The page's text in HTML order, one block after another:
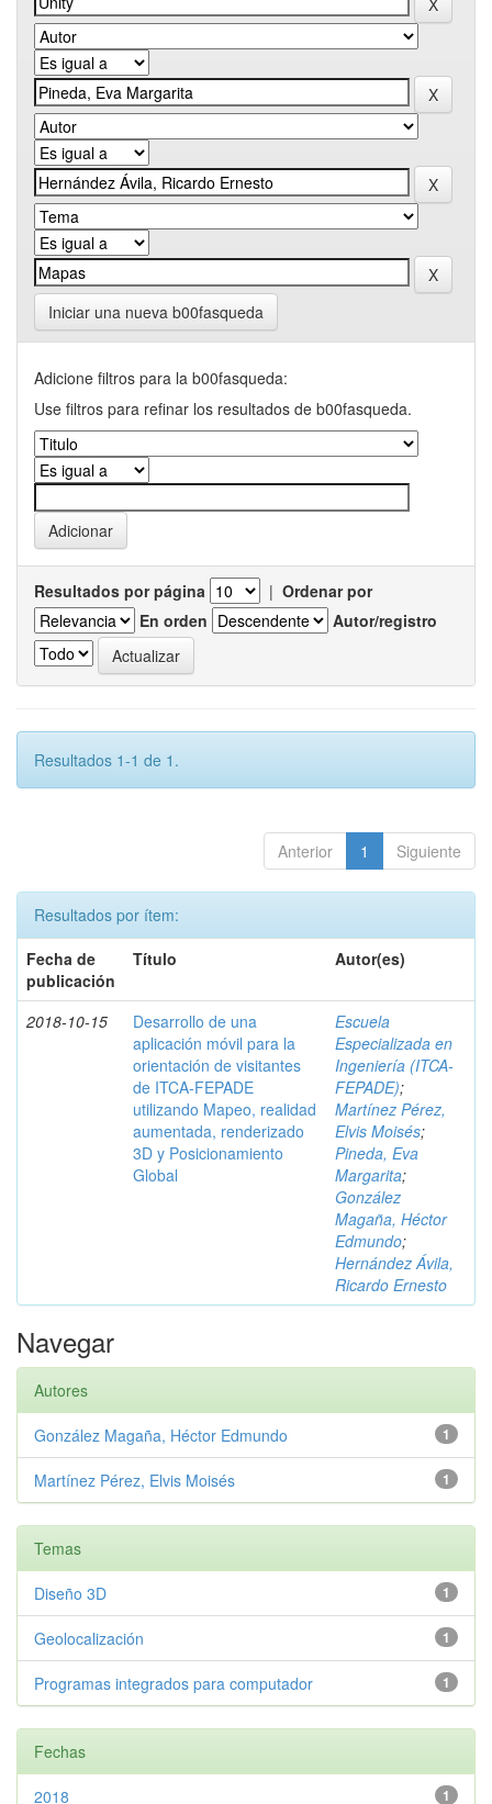
Iniciar una nueva b00fasqueda
Adicione filtros para la b00fasqueda:
Use filtros para refinar los resultados de b00fasqueda.
Resultados por página | Ordenar por
En orden
Autor/registro
Resultados 1-1 de 1.
Anterior 1 Siguiente
Resultados por ítem:
Fecha de
publicación
Título Autor(es)
2018-10-15
Desarrollo de una
aplicación móvil para la
orientación de visitantes
de ITCA-FEPADE
utilizando Mapeo, realidad
aumentada, renderizado
3D y Posicionamiento
Global
Escuela
Especializada en
Ingeniería (ITCA-
FEPADE);
Martínez Pérez,
Elvis Moisés;
Pineda, Eva
Margarita;
González
Magaña, Héctor
Edmundo;
Hernández Ávila,
Ricardo Ernesto
Navegar
Autores
1
González Magaña, Héctor Edmundo
1
Martínez Pérez, Elvis Moisés
Temas
1
Diseño 3D
1
Geolocalización
1
Programas integrados para computador
Fechas
1
2018